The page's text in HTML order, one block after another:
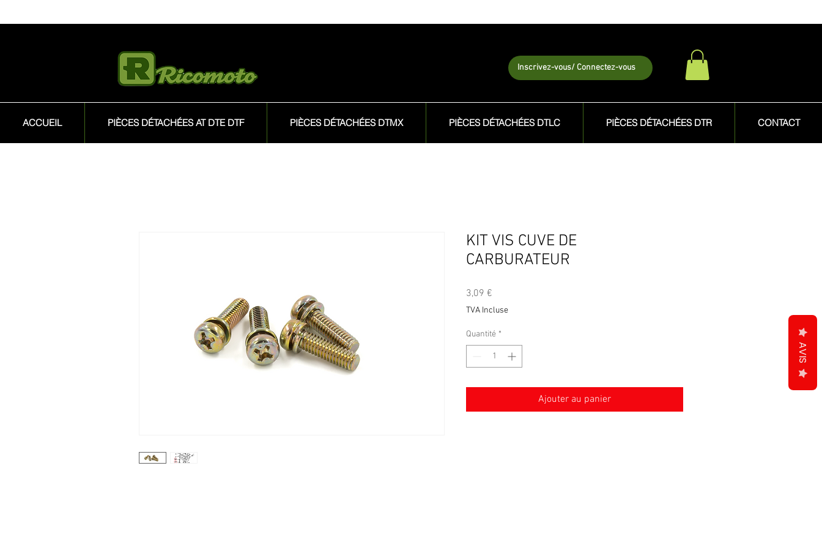
Inscrivez-vous/ Connectez-vous
ACCUEIL PIÈCES DÉTACHÉES AT DTE DTF PIÈCES DÉTACHÉES DTMX PIÈCES DÉTACHÉES DTLC PIÈCES DÉTACHÉES DTR CONTACT
KIT VIS CUVE DE
CARBURATEUR
3,09 €
TVA Incluse
Quantité *
Ajouter au panier
AVIS